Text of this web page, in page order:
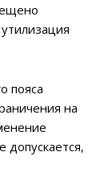
пояса
на
допускается,